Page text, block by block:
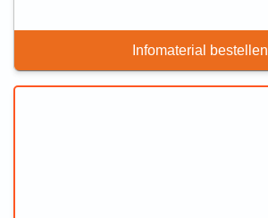
Infomaterial bestellen